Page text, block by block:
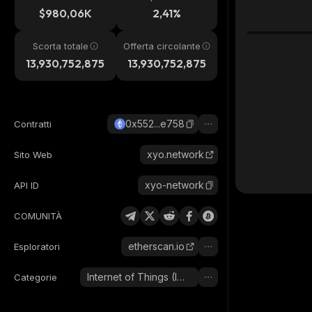
$980,06K 2,41%
Scorta totale
13,930,752,875
Offerta circolante
13,930,752,875
Contratti 0x552...e758
Sito Web xyo.network
API ID xyo-network
COMUNITÀ
Esploratori etherscan.io
Categorie Internet of Things (IOT)